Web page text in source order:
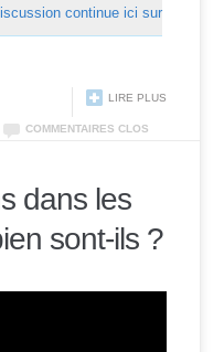
continue ici sur
LIRE PLUS
COMMENTAIRES CLOS
dans les
sont-ils ?